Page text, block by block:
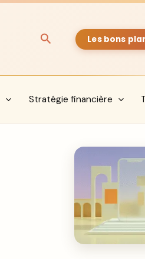
RechercherLes bons
Stratégie financière